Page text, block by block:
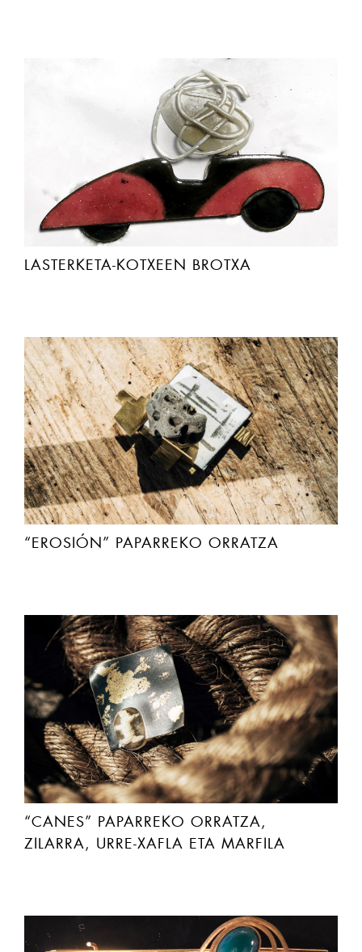
LASTERKETA-KOTXEEN BROTXA
“EROSIÓN” PAPARREKO ORRATZA
“CANES” PAPARREKO ORRATZA,
ZILARRA, URRE-XAFLA ETA MARFILA